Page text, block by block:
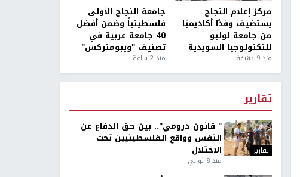
مركز إعلام النجاح
يستضيف وفدًا أكاديميًا
من جامعة لوليو
للتكنولوجيا السويدية
منذ 9 دقيقة
جامعة النجاح الأولى
فلسطينياً وضمن أفضل
40 جامعة عربية في
تصنيف "ويبومتركس"
منذ 2 ساعة
تقارير
تقارير
" قانون درومي".. بين حق الدفاع عن
النفس وواقع الفلسطينيين تحت
الاحتلال
منذ 8 ثواني